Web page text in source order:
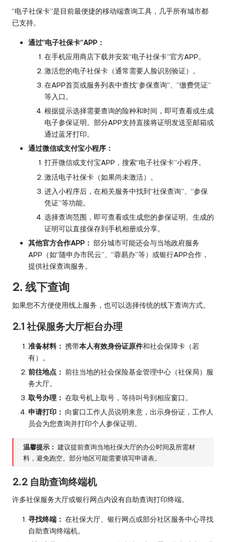
“电子社保卡”是目前最便捷的移动端查询工具，几乎所有城市都
已支持。
通过“电子社保卡”APP：
在手机应用商店下载并安装“电子社保卡”官方APP。
激活您的电子社保卡（通常需要人脸识别验证）。
在APP首页或服务列表中查找“参保查询”、“缴费凭证”
等入口。
根据提示选择需要查询的险种和时间，即可查看或生成
电子参保证明。部分APP支持直接将证明发送至邮箱或
通过蓝牙打印。
通过微信或支付宝小程序：
打开微信或支付宝APP，搜索“电子社保卡”小程序。
激活电子社保卡（如果尚未激活）。
进入小程序后，在相关服务中找到“社保查询”、“参保
凭证”等功能。
选择查询范围，即可查看或生成您的参保证明。生成的
证明可以直接保存到手机相册或分享。
其他官方合作APP： 部分城市可能还会与当地政府服务
APP（如“随申办市民云”、“蓉易办”等）或银行APP合作，
提供社保查询服务。
2. 线下查询
如果您不方便使用线上服务，也可以选择传统的线下查询方式。
2.1 社保服务大厅柜台办理
准备材料： 携带本人有效身份证原件和社会保障卡（若
有）。
前往地点： 前往当地的社会保险基金管理中心（社保局）服
务大厅。
取号办理： 在取号机上取号，等待叫号到相应窗口。
申请打印： 向窗口工作人员说明来意，出示身份证，工作人
员会为您查询并打印个人参保证明。
温馨提示： 建议提前查询当地社保大厅的办公时间及所需材
料，避免跑空。部分地区可能需要填写申请表。
2.2 自助查询终端机
许多社保服务大厅或银行网点内设有自助查询打印终端。
寻找终端： 在社保大厅、银行网点或部分社区服务中心寻找
自助查询终端机。